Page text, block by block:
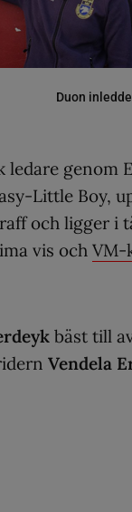
Duon
ledare genom
Little Boy,
och ligger i
vis och VM-
bäst till
Vendela